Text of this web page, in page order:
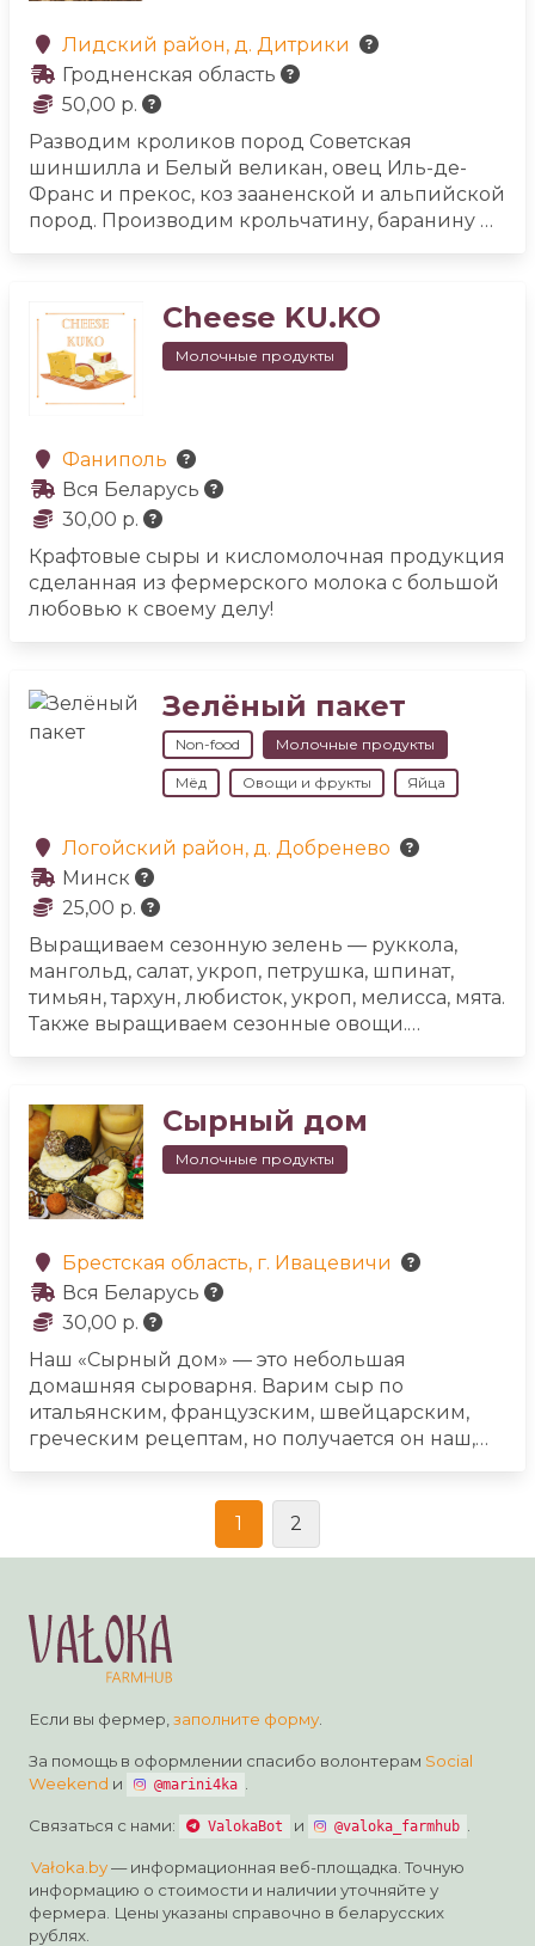
Лидский район, д. Дитрики
Гродненская область
50,00 р.
Разводим кроликов пород Советская
шиншилла и Белый великан, овец Иль-де-
Франс и прекос, коз зааненской и альпийской
пород. Производим крольчатину, баранину и
качотта и халлуми.Cheese KU.KO
Молочные продукты
Фаниполь
Вся Беларусь
30,00 р.
Крафтовые сыры и кисломолочная продукция
сделанная из фермерского молока с большой
любовью к своему делу!
Зелёный пакет
Non-food Молочные продукты
Мёд Овощи и фрукты Яйца
Логойский район, д. Добренево
Минск
25,00 р.
Выращиваем сезонную зелень — руккола,
мангольд, салат, укроп, петрушка, шпинат,
тимьян, тархун, любисток, укроп, мелисса, мята.
Также выращиваем сезонные овощи.
Продукты из козьего молока.
Сырный дом
Молочные продукты
Брестская область, г. Ивацевичи
Вся Беларусь
30,00 р.
Наш «Сырный дом» — это небольшая
домашняя сыроварня. Варим сыр по
итальянским, французским, швейцарским,
греческим рецептам, но получается он наш,
плесенью и мытой коркой. Сыры готовим из
молока айрширских коров и домашних коз.
творог. Натуральная еда помогает быть
здоровым.Всё приготовлено с любовью.
1 2
Если вы фермер,заполните форму.
За помощь в оформлении спасибо волонтерам Social
Weekend и @marini4ka .
Связаться с нами: ValokaBot и @valoka_farmhub .
Vałoka.by— информационная веб-площадка. Точную
информацию о стоимости и наличии уточняйте у
фермера. Цены указаны справочно в беларусских
рублях.